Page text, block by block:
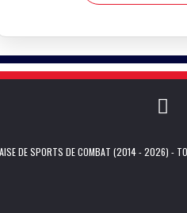
DE SPORTS DE COMBAT (2014 - 2026) -